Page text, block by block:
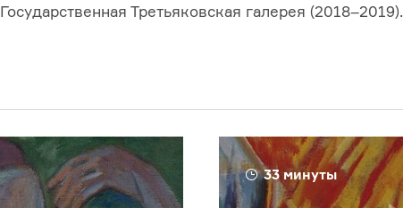
Государственная Третьяковская галерея (2018–2019).
33 минуты